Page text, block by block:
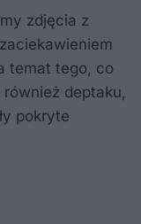
zdjęcia z
temat tego, co
deptaku,
pokryte